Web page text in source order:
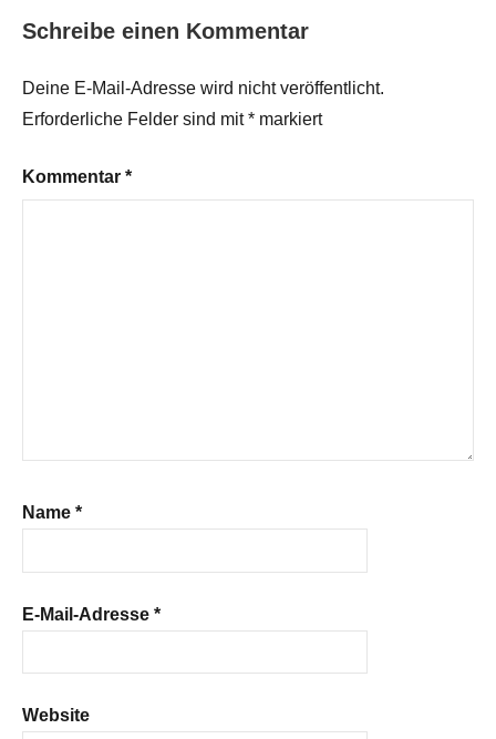
Schreibe einen Kommentar
Deine E-Mail-Adresse wird nicht veröffentlicht.
Erforderliche Felder sind mit* markiert
Kommentar *
Name *
E-Mail-Adresse *
Website